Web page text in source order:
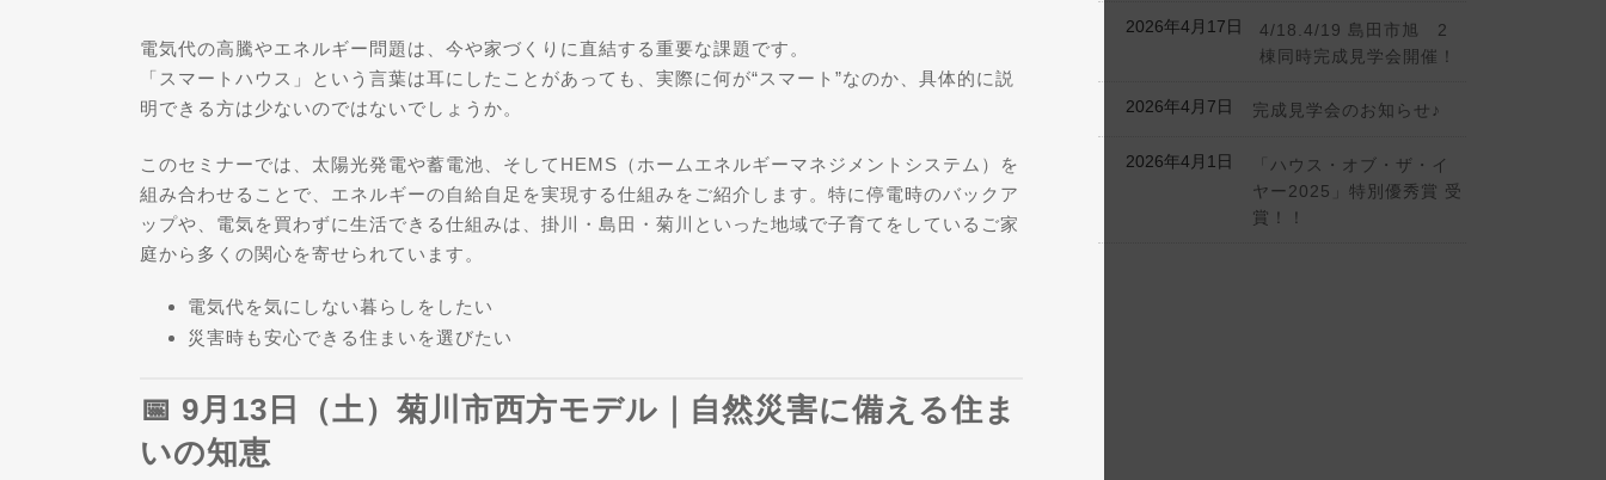
電気代の高騰やエネルギー問題は、今や家づくりに直結する重要な課題です。
「スマートハウス」という言葉は耳にしたことがあっても、実際に何が“スマート”なのか、具体的に説
明できる方は少ないのではないでしょうか。
このセミナーでは、太陽光発電や蓄電池、そしてHEMS（ホームエネルギーマネジメントシステム）を
組み合わせることで、エネルギーの自給自足を実現する仕組みをご紹介します。特に停電時のバックア
ップや、電気を買わずに生活できる仕組みは、掛川・島田・菊川といった地域で子育てをしているご家
庭から多くの関心を寄せられています。
電気代を気にしない暮らしをしたい
災害時も安心できる住まいを選びたい
📅 9月13日（土）菊川市西方モデル｜自然災害に備える住ま
いの知恵
2026年4月17日
4/18.4/19 島田市旭 2
棟同時完成見学会開催！
2026年4月7日 完成見学会のお知らせ♪
2026年4月1日
「ハウス・オブ・ザ・イ
ヤー2025」特別優秀賞 受
賞！！